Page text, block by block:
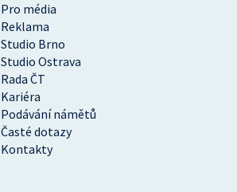
Pro média
Reklama
Studio Brno
Studio Ostrava
Rada ČT
Kariéra
Podávání námětů
Časté dotazy
Kontakty